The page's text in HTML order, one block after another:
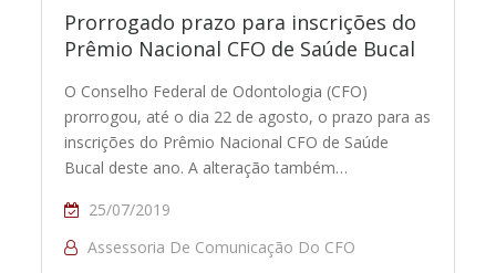
Prorrogado prazo para inscrições do
Prêmio Nacional CFO de Saúde Bucal
O Conselho Federal de Odontologia (CFO)
prorrogou, até o dia 22 de agosto, o prazo para as
inscrições do Prêmio Nacional CFO de Saúde
Bucal deste ano. A alteração também…
25/07/2019
Assessoria De Comunicação Do CFO